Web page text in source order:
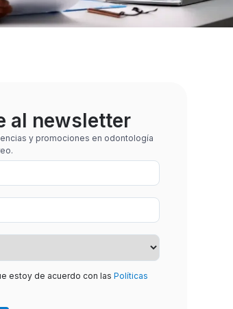
al newsletter
y promociones en odontología
estoy de acuerdo con las Políticas